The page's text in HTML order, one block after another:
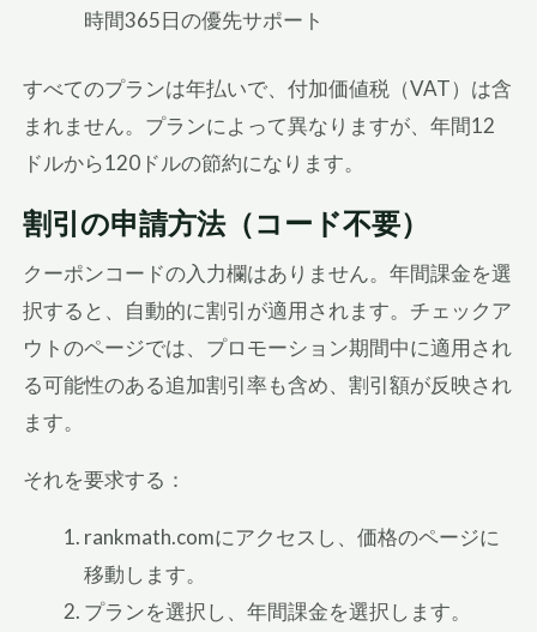
時間365日の優先サポート
すべてのプランは年払いで、付加価値税（VAT）は含
まれません。プランによって異なりますが、年間12
ドルから120ドルの節約になります。
割引の申請方法（コード不要）
クーポンコードの入力欄はありません。年間課金を選
択すると、自動的に割引が適用されます。チェックア
ウトのページでは、プロモーション期間中に適用され
る可能性のある追加割引率も含め、割引額が反映され
ます。
それを要求する：
rankmath.comにアクセスし、価格のページに
移動します。
プランを選択し、年間課金を選択します。